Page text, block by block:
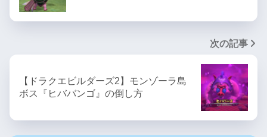
次の記事
【ドラクエビルダーズ2】モンゾーラ島
ボス『ヒババンゴ』の倒し方